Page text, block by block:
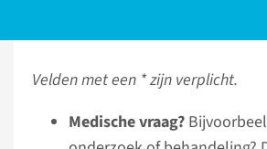
Velden met een * zijn verplicht.
Medische vraag?